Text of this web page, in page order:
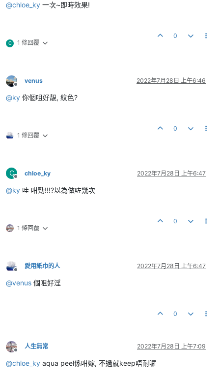
@chloe_ky 一次~即時效果!
C 1 條回覆
0
離線
venus 2022年7月28日 上午6:46
@ky 你個咀好靚, 紋色?
1 條回覆
0
C
離線
chloe_ky 2022年7月28日 上午6:47
@ky 哇 咁勁!!!?以為做咗幾次
1 條回覆
0
離線
愛用紙巾的人 2022年7月28日 上午6:47
@venus 個咀好淫
0
離線
人生無常 2022年7月28日 上午7:09
@chloe_ky aqua peel係咁嫁, 不過就keep唔耐囉